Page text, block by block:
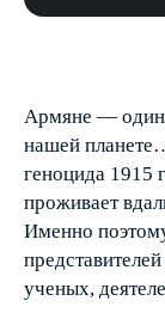
Армяне — один
нашей
геноцида 1915
проживает
Именно
ученых,